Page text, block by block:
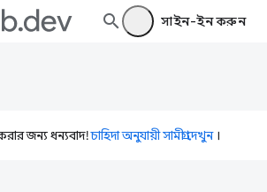
সাইন-ইন করুন
জন্য ধন্যবাদ!চাহিদা অনুযায়ী সামগ্রী দেখুন।